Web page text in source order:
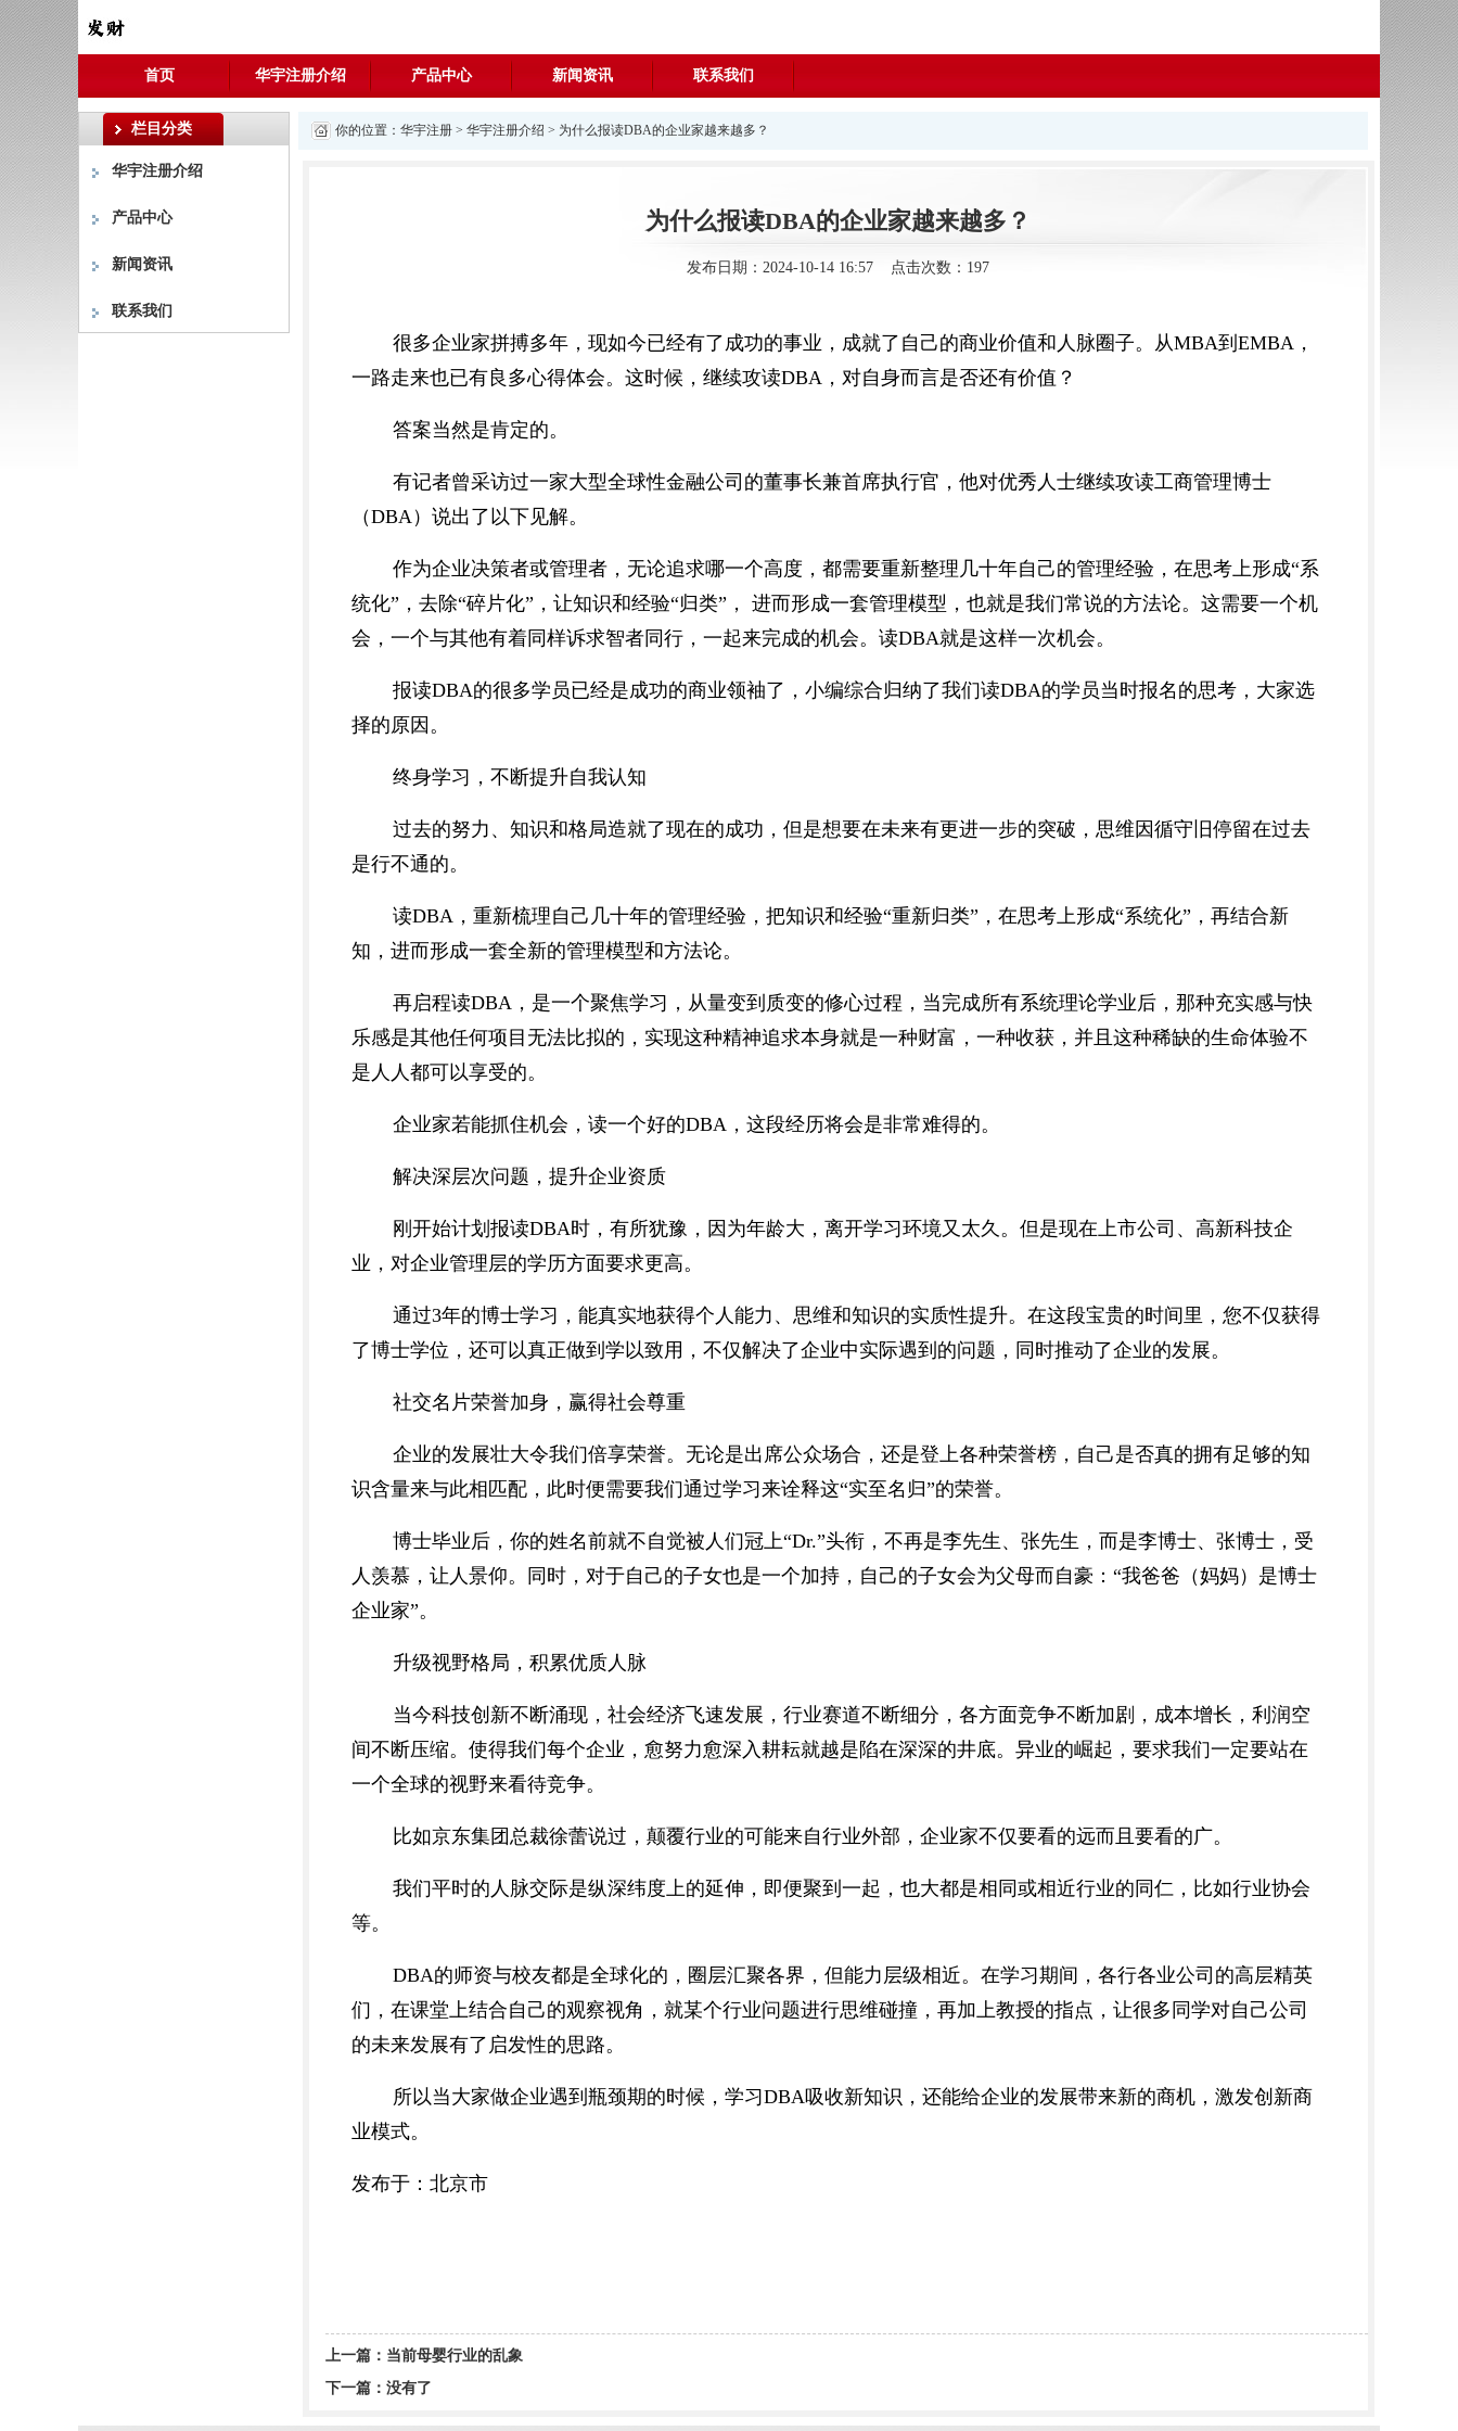
首页 华宇注册介绍 产品中心 新闻资讯 联系我们
栏目分类
华宇注册介绍
产品中心
新闻资讯
联系我们
你的位置： 华宇注册 > 华宇注册介绍 > 为什么报读DBA的企业家越来越多？
为什么报读DBA的企业家越来越多？
发布日期：2024-10-14 16:57 点击次数：197
很多企业家拼搏多年，现如今已经有了成功的事业，成就了自己的商业价值和人脉圈子。从MBA到EMBA，
一路走来也已有良多心得体会。这时候，继续攻读DBA，对自身而言是否还有价值？
答案当然是肯定的。
有记者曾采访过一家大型全球性金融公司的董事长兼首席执行官，他对优秀人士继续攻读工商管理博士
（DBA）说出了以下见解。
作为企业决策者或管理者，无论追求哪一个高度，都需要重新整理几十年自己的管理经验，在思考上形成“系
统化”，去除“碎片化”，让知识和经验“归类”， 进而形成一套管理模型，也就是我们常说的方法论。这需要一个机
会，一个与其他有着同样诉求智者同行，一起来完成的机会。读DBA就是这样一次机会。
报读DBA的很多学员已经是成功的商业领袖了，小编综合归纳了我们读DBA的学员当时报名的思考，大家选
择的原因。
终身学习，不断提升自我认知
过去的努力、知识和格局造就了现在的成功，但是想要在未来有更进一步的突破，思维因循守旧停留在过去
是行不通的。
读DBA，重新梳理自己几十年的管理经验，把知识和经验“重新归类”，在思考上形成“系统化”，再结合新
知，进而形成一套全新的管理模型和方法论。
再启程读DBA，是一个聚焦学习，从量变到质变的修心过程，当完成所有系统理论学业后，那种充实感与快
乐感是其他任何项目无法比拟的，实现这种精神追求本身就是一种财富，一种收获，并且这种稀缺的生命体验不
是人人都可以享受的。
企业家若能抓住机会，读一个好的DBA，这段经历将会是非常难得的。
解决深层次问题，提升企业资质
刚开始计划报读DBA时，有所犹豫，因为年龄大，离开学习环境又太久。但是现在上市公司、高新科技企
业，对企业管理层的学历方面要求更高。
通过3年的博士学习，能真实地获得个人能力、思维和知识的实质性提升。在这段宝贵的时间里，您不仅获得
了博士学位，还可以真正做到学以致用，不仅解决了企业中实际遇到的问题，同时推动了企业的发展。
社交名片荣誉加身，赢得社会尊重
企业的发展壮大令我们倍享荣誉。无论是出席公众场合，还是登上各种荣誉榜，自己是否真的拥有足够的知
识含量来与此相匹配，此时便需要我们通过学习来诠释这“实至名归”的荣誉。
博士毕业后，你的姓名前就不自觉被人们冠上“Dr.”头衔，不再是李先生、张先生，而是李博士、张博士，受
人羡慕，让人景仰。同时，对于自己的子女也是一个加持，自己的子女会为父母而自豪：“我爸爸（妈妈）是博士
企业家”。
升级视野格局，积累优质人脉
当今科技创新不断涌现，社会经济飞速发展，行业赛道不断细分，各方面竞争不断加剧，成本增长，利润空
间不断压缩。使得我们每个企业，愈努力愈深入耕耘就越是陷在深深的井底。异业的崛起，要求我们一定要站在
一个全球的视野来看待竞争。
比如京东集团总裁徐蕾说过，颠覆行业的可能来自行业外部，企业家不仅要看的远而且要看的广。
我们平时的人脉交际是纵深纬度上的延伸，即便聚到一起，也大都是相同或相近行业的同仁，比如行业协会
等。
DBA的师资与校友都是全球化的，圈层汇聚各界，但能力层级相近。在学习期间，各行各业公司的高层精英
们，在课堂上结合自己的观察视角，就某个行业问题进行思维碰撞，再加上教授的指点，让很多同学对自己公司
的未来发展有了启发性的思路。
所以当大家做企业遇到瓶颈期的时候，学习DBA吸收新知识，还能给企业的发展带来新的商机，激发创新商
业模式。
发布于：北京市
上一篇： 当前母婴行业的乱象
下一篇：没有了